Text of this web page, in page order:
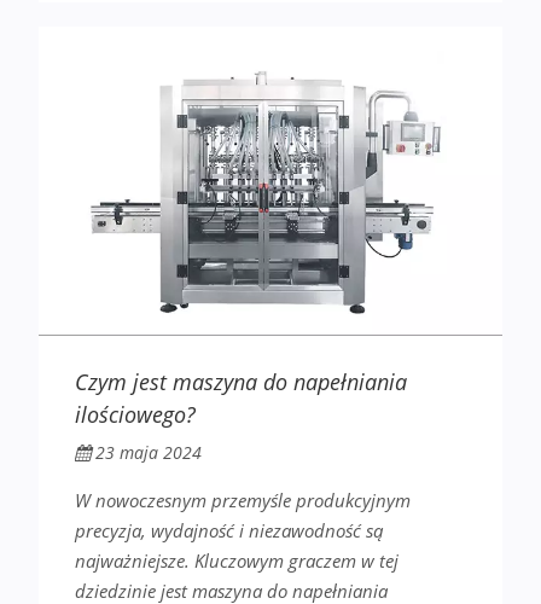
Czym jest maszyna do napełniania
ilościowego?
23 maja 2024
W nowoczesnym przemyśle produkcyjnym
precyzja, wydajność i niezawodność są
najważniejsze. Kluczowym graczem w tej
dziedzinie jest maszyna do napełniania